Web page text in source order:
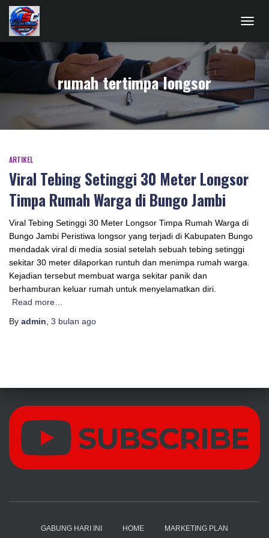
rumah tertimpa longsor
ARTIKEL
Viral Tebing Setinggi 30 Meter Longsor
Timpa Rumah Warga di Bungo Jambi
Viral Tebing Setinggi 30 Meter Longsor Timpa Rumah Warga di
Bungo Jambi Peristiwa longsor yang terjadi di Kabupaten Bungo
mendadak viral di media sosial setelah sebuah tebing setinggi
sekitar 30 meter dilaporkan runtuh dan menimpa rumah warga.
Kejadian tersebut membuat warga sekitar panik dan
berhamburan keluar rumah untuk menyelamatkan diri.
Read more…
By admin 3 bulan ago
GABUNG HARI INI HOME MARKETING PLAN